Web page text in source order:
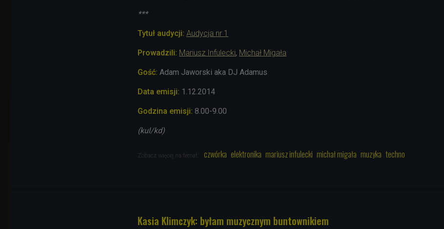
***
Tytuł audycji: Audycja nr 1
Prowadzili: Mariusz Infulecki, Michał Migała
Gość: Adam Jaworski aka DJ Adamus
Data emisji: 1.12.2014
Godzina emisji: 8.00-9.00
(kul/kd)
Zobacz więcej na temat: czwórka elektronika mariusz infulecki michał migała muzyka techno
Kasia Klimczyk: byłam muzycznym buntownikiem